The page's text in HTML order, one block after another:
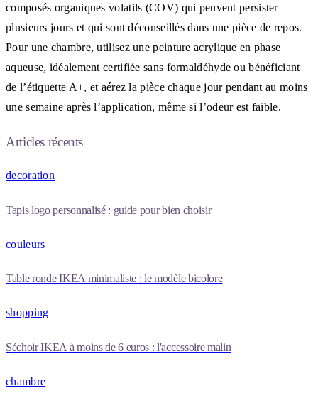
composés organiques volatils (COV) qui peuvent persister
plusieurs jours et qui sont déconseillés dans une pièce de repos.
Pour une chambre, utilisez une peinture acrylique en phase
aqueuse, idéalement certifiée sans formaldéhyde ou bénéficiant
de l’étiquette A+, et aérez la pièce chaque jour pendant au moins
une semaine après l’application, même si l’odeur est faible.
Articles récents
decoration
Tapis logo personnalisé : guide pour bien choisir
couleurs
Table ronde IKEA minimaliste : le modèle bicolore
shopping
Séchoir IKEA à moins de 6 euros : l'accessoire malin
chambre